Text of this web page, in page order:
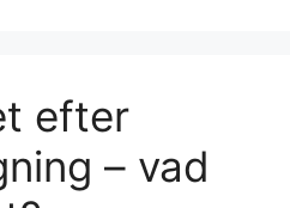
efter
– vad